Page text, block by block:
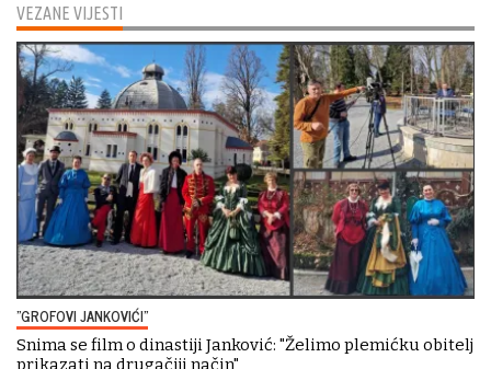
VEZANE VIJESTI
"GROFOVI JANKOVIĆI"
Snima se film o dinastiji Janković: "Želimo plemićku obitelj
prikazati na drugačiji način"